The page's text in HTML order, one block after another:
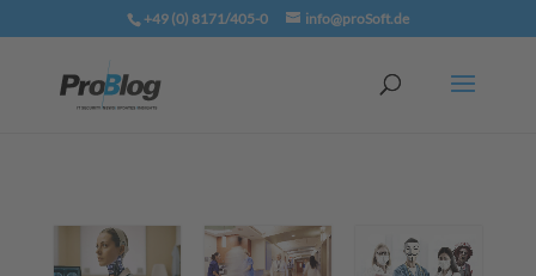
+49 (0) 8171/405-0 info@proSoft.de